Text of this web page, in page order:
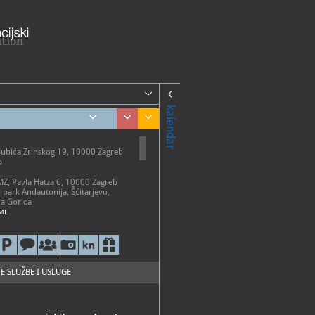
kalendar
Zrinskog 19, 10000 Zagreb
Pavla Hatza 6, 10000 Zagreb
park Andautonija, Šćitarjevo,
Gorica
h
13 h
državnim
i neradnim danima
SLUŽBE I USLUGE